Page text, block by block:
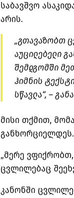
საბავშვო
არის.
„გთავაზობთ
აუცილებელი
შემდგომში
ჰიმნის
სწავლა“, –
მისი თქმით,
განხორციელდეს.
„მერე
ცვლილებაც
კანონში